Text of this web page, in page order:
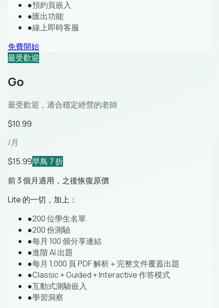
●預約頁嵌入
●匯出功能
●線上即時客服
免費開始
最受歡迎
Go
最受歡迎，適合穩定經營的老師
$10.99
/月
$15.99早鳥 7 折
前 3 個月適用，之後恢復原價
Lite 的一切，加上：
●200 位學生名單
●200 份測驗
●每月 100 個分享連結
●進階 AI 出題
●每月 1,000 頁 PDF 解析＋完整文件覆蓋出題
●Classic + Guided + Interactive 作答模式
●互動式測驗嵌入
●學習洞察